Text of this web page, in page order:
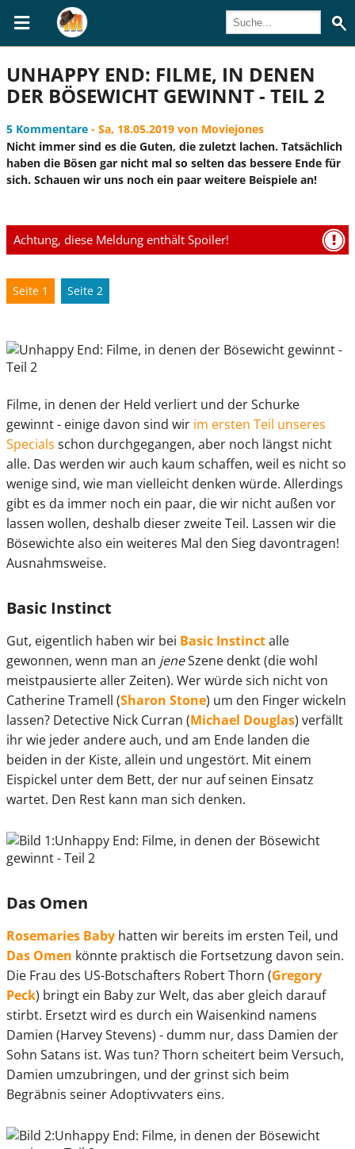
UNHAPPY END: FILME, IN DENEN
DER BÖSEWICHT GEWINNT - TEIL 2
5 Kommentare - Sa, 18.05.2019 von Moviejones
Nicht immer sind es die Guten, die zuletzt lachen. Tatsächlich
haben die Bösen gar nicht mal so selten das bessere Ende für
sich. Schauen wir uns noch ein paar weitere Beispiele an!
Achtung, diese Meldung enthält Spoiler!
Seite 1 Seite 2
Filme, in denen der Held verliert und der Schurke
gewinnt - einige davon sind wir im ersten Teil unseres
Specials schon durchgegangen, aber noch längst nicht
alle. Das werden wir auch kaum schaffen, weil es nicht so
wenige sind, wie man vielleicht denken würde. Allerdings
gibt es da immer noch ein paar, die wir nicht außen vor
lassen wollen, deshalb dieser zweite Teil. Lassen wir die
Bösewichte also ein weiteres Mal den Sieg davontragen!
Ausnahmsweise.
Basic Instinct
Gut, eigentlich haben wir bei Basic Instinctalle
gewonnen, wenn man an jeneSzene denkt (die wohl
meistpausierte aller Zeiten). Wer würde sich nicht von
Catherine Tramell (Sharon Stone) um den Finger wickeln
lassen? Detective Nick Curran (Michael Douglas) verfällt
ihr wie jeder andere auch, und am Ende landen die
beiden in der Kiste, allein und ungestört. Mit einem
Eispickel unter dem Bett, der nur auf seinen Einsatz
wartet. Den Rest kann man sich denken.
Das Omen
Rosemaries Baby hatten wir bereits im ersten Teil, und
Das Omen könnte praktisch die Fortsetzung davon sein.
Die Frau des US-Botschafters Robert Thorn (Gregory
Peck) bringt ein Baby zur Welt, das aber gleich darauf
stirbt. Ersetzt wird es durch ein Waisenkind namens
Damien (Harvey Stevens) - dumm nur, dass Damien der
Sohn Satans ist. Was tun? Thorn scheitert beim Versuch,
Damien umzubringen, und der grinst sich beim
Begräbnis seiner Adoptivvaters eins.